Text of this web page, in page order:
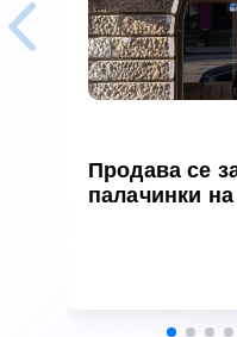
Продава се
палачинки